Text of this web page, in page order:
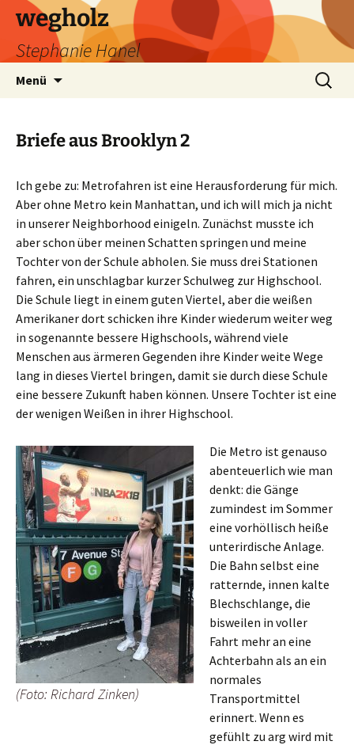
wegholz
Stephanie Hanel
Menü
Suchen
nach:
Briefe aus Brooklyn 2
Ich gebe zu: Metrofahren ist eine Herausforderung für mich.
Aber ohne Metro kein Manhattan, und ich will mich ja nicht
in unserer Neighborhood einigeln. Zunächst musste ich
aber schon über meinen Schatten springen und meine
Tochter von der Schule abholen. Sie muss drei Stationen
fahren, ein unschlagbar kurzer Schulweg zur Highschool.
Die Schule liegt in einem guten Viertel, aber die weißen
Amerikaner dort schicken ihre Kinder wiederum weiter weg
in sogenannte bessere Highschools, während viele
Menschen aus ärmeren Gegenden ihre Kinder weite Wege
lang in dieses Viertel bringen, damit sie durch diese Schule
eine bessere Zukunft haben können. Unsere Tochter ist eine
der wenigen Weißen in ihrer Highschool.
(Foto: Richard Zinken)
Die Metro ist genauso
abenteuerlich wie man
denkt: die Gänge
zumindest im Sommer
eine vorhöllisch heiße
unterirdische Anlage.
Die Bahn selbst eine
ratternde, innen kalte
Blechschlange, die
bisweilen in voller
Fahrt mehr an eine
Achterbahn als an ein
normales
Transportmittel
erinnert. Wenn es
gefühlt zu arg wird mit